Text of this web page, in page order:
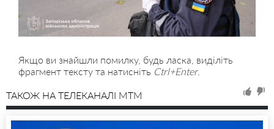
Якщо ви знайшли помилку, будь ласка, виділіть
фрагмент тексту та натисніть Ctrl+Enter.
ТАКОЖ НА ТЕЛЕКАНАЛІ MTM